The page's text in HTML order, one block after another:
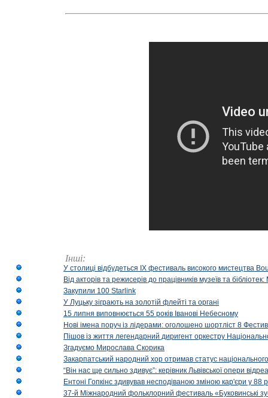
Інші:
У столиці відбудеться IX фестиваль високого мистецтва
Від акторів та режисерів до працівників музеїв та
Закупили 100 Starlink
У Луцьку зіграють на золотій флейті та органі
15 липня виповнюється 55 років Іванові Небесному
Нові імена поруч із лідерами: оголошено шортліст 8
Пішов із життя легендарний диригент оркестру
Згадуємо Мирослава Скорика
Закарпатський народний хор отримав статус національного
“Він нас ще сильно здивує”: керівник Львівської опери
Ентоні Гопкінс здивував несподіваною зміною кар'єри у 88
37-й Міжнародний фольклорний фестиваль «Буковинські